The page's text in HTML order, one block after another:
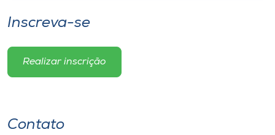
Inscreva-se
Realizar inscrição
Contato